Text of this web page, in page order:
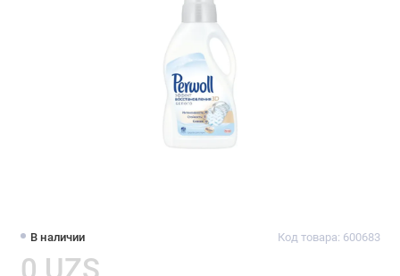
В наличии Код товара: 600683